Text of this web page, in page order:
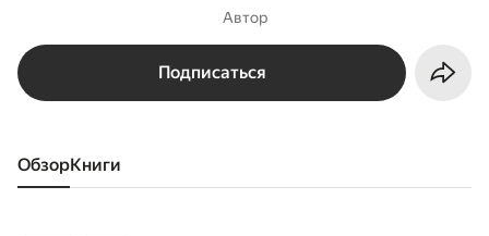
Автор
Подписаться
Обзор книги